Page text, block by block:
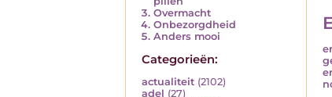
Overmacht
Onbezorgdheid
Anders mooi
Categorieën:
actualiteit (2102)
adel (27)